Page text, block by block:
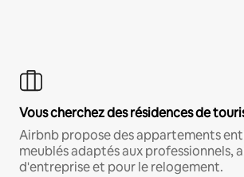
Vous cherchez des résidences de
Airbnb propose des appartements
meublés adaptés aux professionnels,
d'entreprise et pour le relogement.